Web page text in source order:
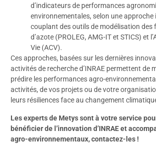
d’indicateurs de performances
environnementales, selon une approche
couplant des outils de modélisation des
d’azote (PROLEG, AMG-IT et STICS) et
Vie (ACV).
Ces approches, basées sur les dernières
activités de recherche d’INRAE permettent de
prédire les performances agro-
activités, de vos projets ou de votre
leurs résiliences face au changement
Les experts de Metys sont à votre service
bénéficier de l’innovation d’INRAE et
agro-environnementaux,contactez-les !